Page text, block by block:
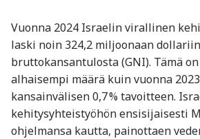
Vuonna 2024 Israelin virallinen
laski noin 324,2 miljoonaan
bruttokansantulosta (GNI). Tämä on
alhaisempi määrä kuin vuonna
kansainvälisen 0,7 % tavoitteen.
kehitysyhteistyöhön ensisijaisesti
ohjelmansa kautta, painottaen